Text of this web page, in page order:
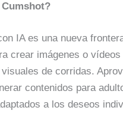
IA es una nueva
crear imágenes o
de corridas.
contenidos para
a los deseos